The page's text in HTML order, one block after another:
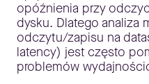
opóźnienia przy
dysku. Dlatego analiza
odczytu/zapisu na
latency) jest często
problemów